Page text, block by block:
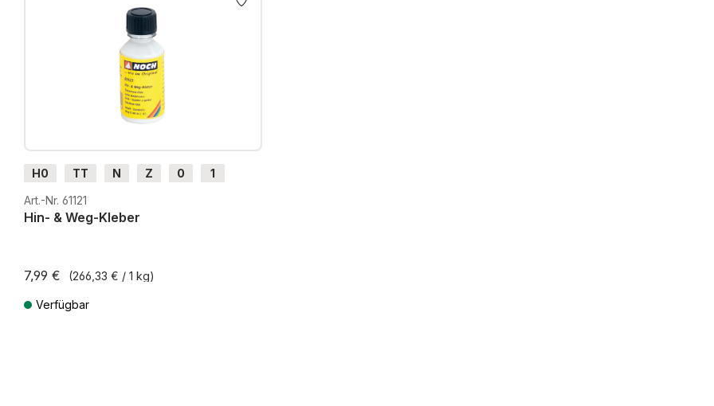
H0 TT N Z 0
1
G
H0m
Art.-Nr. 61121
Hin- & Weg-Kleber
7,99 € (266,33 € / 1 kg)
Verfügbar